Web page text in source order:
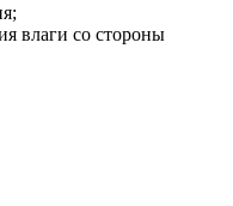
влаги со стороны